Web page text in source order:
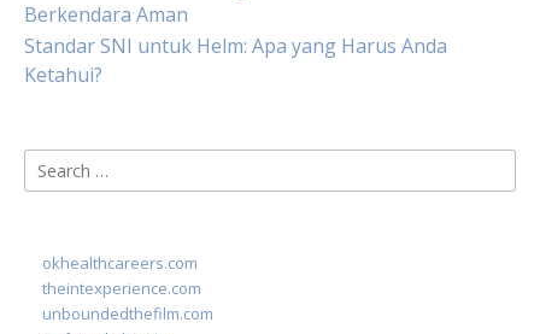
Berkendara Aman
Standar SNI untuk Helm: Apa yang Harus Anda
Ketahui?
Search
for:
okhealthcareers.com
theintexperience.com
unboundedthefilm.com